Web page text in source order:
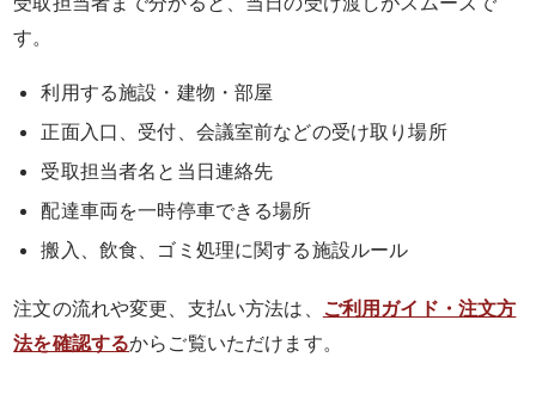
ボ
リ
ュ
ー
ム》
シ
す。
利用する施設・建物・部屋
正面入口、受付、会議室前などの受け取り場所
受取担当者名と当日連絡先
配達車両を一時停車できる場所
搬入、飲食、ゴミ処理に関する施設ルール
注文の流れや変更、支払い方法は、
ご利用ガイド・注文方
法を確認するからご覧いただけます。